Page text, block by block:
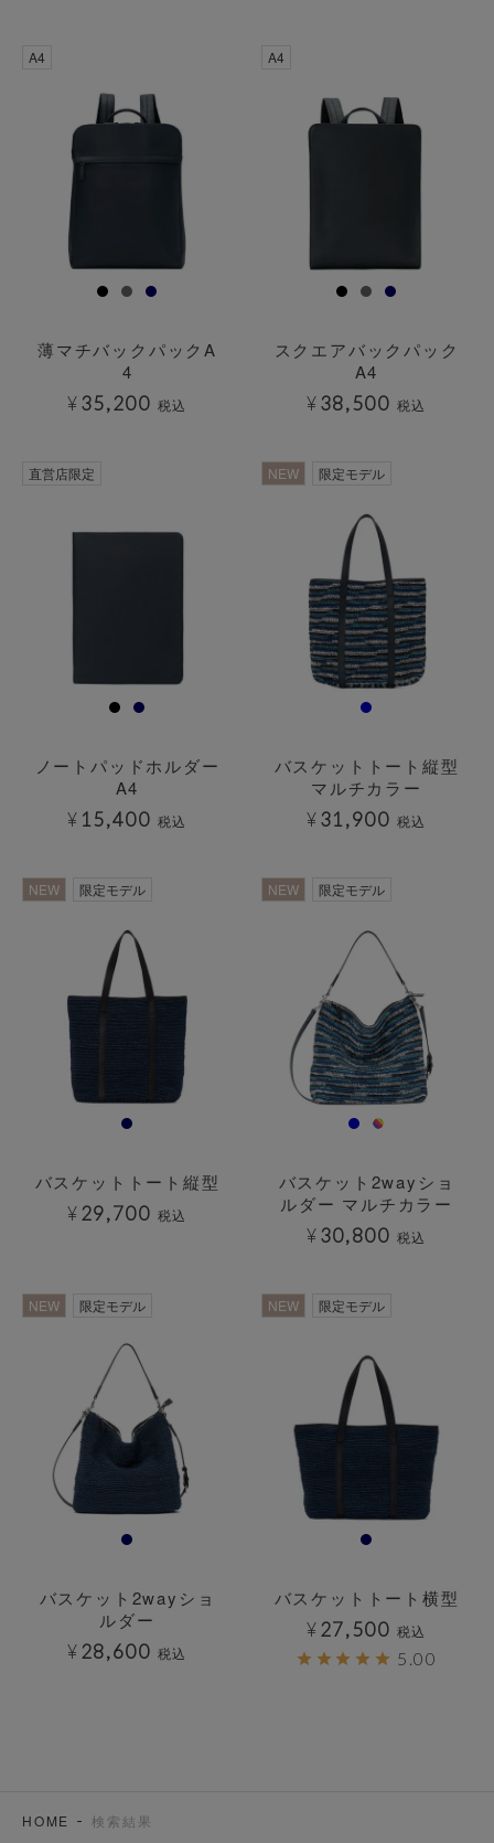
A4
薄マチバックパックA
4
¥35,200 税込
A4
スクエアバックパック
A4
¥38,500 税込
直営店限定
ノートパッドホルダー
A4
¥ 15,400 税込
NEW 限定モデル
バスケットトート縦型
マルチカラー
¥31,900 税込
NEW 限定モデル
バスケットトート縦型
¥ 29,700 税込
NEW 限定モデル
バスケット2wayショ
ルダー マルチカラー
¥30,800 税込
NEW 限定モデル
バスケット2wayショ
ルダー
¥ 28,600 税込
NEW 限定モデル
バスケットトート横型
¥ 27,500 税込
5.00
HOME 検索結果